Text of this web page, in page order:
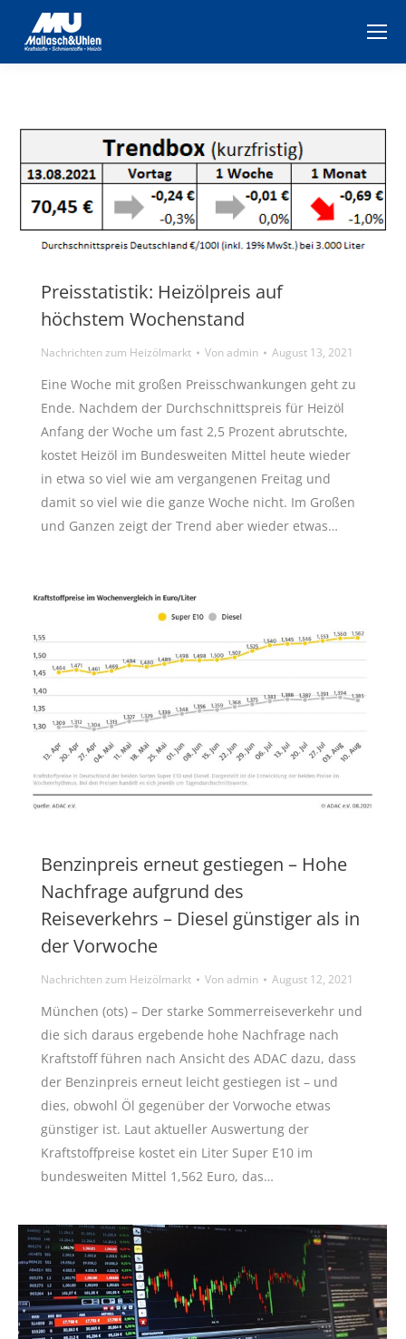
Preisstatistik: Heizölpreis auf
höchstem Wochenstand
Nachrichten zum Heizölmarkt Vonadmin August 13, 2021
Eine Woche mit großen Preisschwankungen geht zu
Ende. Nachdem der Durchschnittspreis für Heizöl
Anfang der Woche um fast 2,5 Prozent abrutschte,
kostet Heizöl im Bundesweiten Mittel heute wieder
in etwa so viel wie am vergangenen Freitag und
damit so viel wie die ganze Woche nicht. Im Großen
und Ganzen zeigt der Trend aber wieder etwas…
Benzinpreis erneut gestiegen – Hohe
Nachfrage aufgrund des
Reiseverkehrs – Diesel günstiger als in
der Vorwoche
Nachrichten zum Heizölmarkt Vonadmin August 12, 2021
München (ots) – Der starke Sommerreiseverkehr und
die sich daraus ergebende hohe Nachfrage nach
Kraftstoff führen nach Ansicht des ADAC dazu, dass
der Benzinpreis erneut leicht gestiegen ist – und
dies, obwohl Öl gegenüber der Vorwoche etwas
günstiger ist. Laut aktueller Auswertung der
Kraftstoffpreise kostet ein Liter Super E10 im
bundesweiten Mittel 1,562 Euro, das…